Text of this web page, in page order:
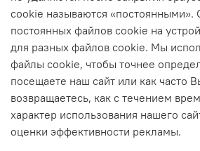
cookie называются «постоянными».
постоянных файлов cookie на
для разных файлов cookie. Мы
файлы cookie, чтобы точнее
посещаете наш сайт или как часто
возвращаетесь, как с течением
характер использования нашего
оценки эффективности рекламы.